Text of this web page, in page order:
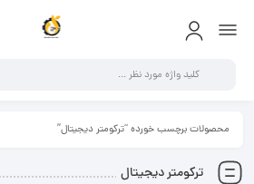
محصولات برچسب خورده “ترکومتر دیجیتال”
ترکومتر دیجیتال